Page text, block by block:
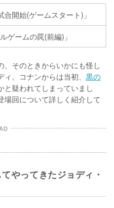
開始(ゲームスタート)」
ゲームの罠(前編)」
そのときからいかにも怪し
。コナンからは当初、 黒の
と疑われてしまっていまし
場回について詳しく紹介して
やってきたジョディ・